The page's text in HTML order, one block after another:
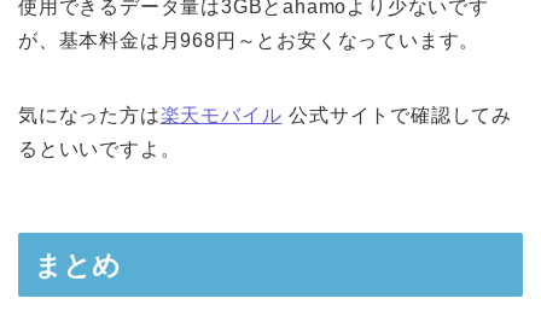
使用できるデータ量は3GBとahamoより少ないです
が、基本料金は月968円～とお安くなっています。
気になった方は楽天モバイル 公式サイトで確認してみ
るといいですよ。
まとめ